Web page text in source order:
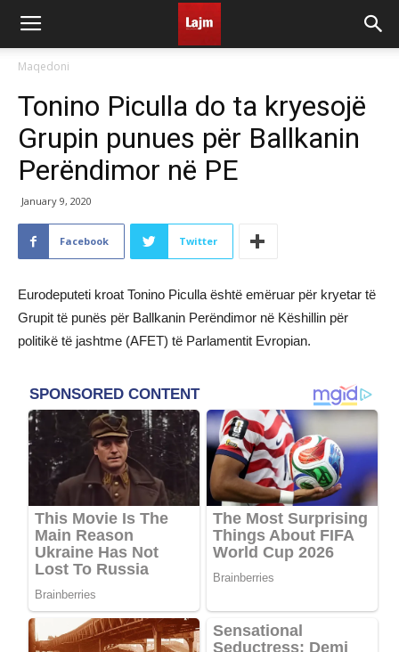
Maqedoni
Tonino Piculla do ta kryesojë
Grupin punues për Ballkanin
Perëndimor në PE
January 9, 2020
Facebook Twitter
Eurodeputeti kroat Tonino Piculla është emëruar për kryetar të
Grupit të punës për Ballkanin Perëndimor në Këshillin për
politikë të jashtme (AFET) të Parlamentit Evropian.